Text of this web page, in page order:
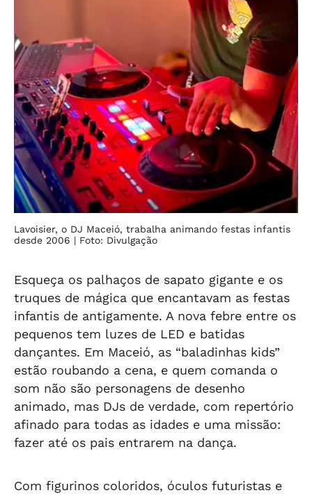
Lavoisier, o DJ Maceió, trabalha animando festas infantis
desde 2006 | Foto: Divulgação
Esqueça os palhaços de sapato gigante e os
truques de mágica que encantavam as festas
infantis de antigamente. A nova febre entre os
pequenos tem luzes de LED e batidas
dançantes. Em Maceió, as “baladinhas kids”
estão roubando a cena, e quem comanda o
som não são personagens de desenho
animado, mas DJs de verdade, com repertório
afinado para todas as idades e uma missão:
fazer até os pais entrarem na dança.
Com figurinos coloridos, óculos futuristas e